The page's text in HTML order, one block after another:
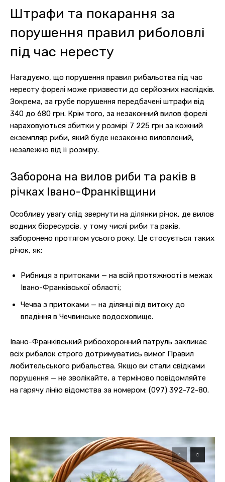
Штрафи та покарання за
порушення правил риболовлі
під час нересту
Нагадуємо, що порушення правил рибальства під час
нересту форелі може призвести до серйозних наслідків.
Зокрема, за грубе порушення передбачені штрафи від
340 до 680 грн. Крім того, за незаконний вилов форелі
нараховуються збитки у розмірі 7 225 грн за кожний
екземпляр риби, який буде незаконно виловлений,
незалежно від її розміру.
Заборона на вилов риби та раків в
річках Івано-Франківщини
Особливу увагу слід звернути на ділянки річок, де вилов
водних біоресурсів, у тому числі риби та раків,
заборонено протягом усього року. Це стосується таких
річок, як:
Рибниця з притоками — на всій протяжності в межах
Івано-Франківської області;
Чечва з притоками — на ділянці від витоку до
впадіння в Чечвинське водосховище.
Івано-Франківський рибоохоронний патруль закликає
всіх рибалок строго дотримуватись вимог Правил
любительського рибальства. Якщо ви стали свідками
порушення — не зволікайте, а терміново повідомляйте
на гарячу лінію відомства за номером: (097) 392-72-80.